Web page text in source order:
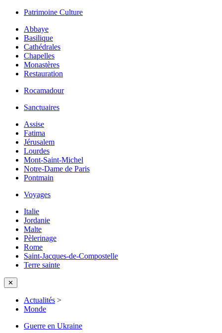
Patrimoine Culture
Abbaye
Basilique
Cathédrales
Chapelles
Monastères
Restauration
Rocamadour
Sanctuaires
Assise
Fatima
Jérusalem
Lourdes
Mont-Saint-Michel
Notre-Dame de Paris
Pontmain
Voyages
Italie
Jordanie
Malte
Pèlerinage
Rome
Saint-Jacques-de-Compostelle
Terre sainte
✕
Actualités >
Monde
Guerre en Ukraine